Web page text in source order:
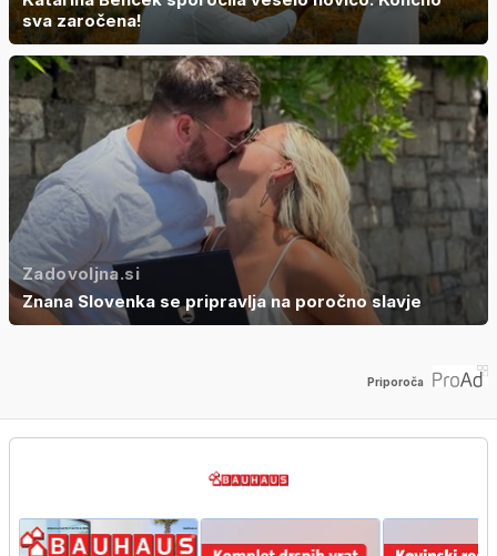
sva zaročena!
Zadovoljna.si
Znana Slovenka se pripravlja na poročno slavje
Priporoča